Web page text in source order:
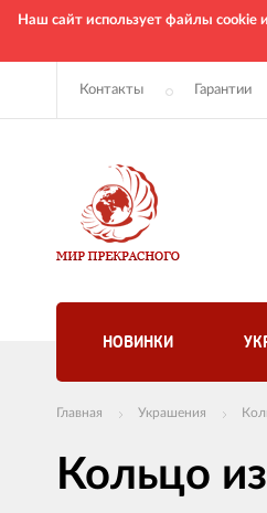
Наш сайт использует файлы cookie
Контакты Гарантии
НОВИНКИ
Главная Украшения
Кольцо